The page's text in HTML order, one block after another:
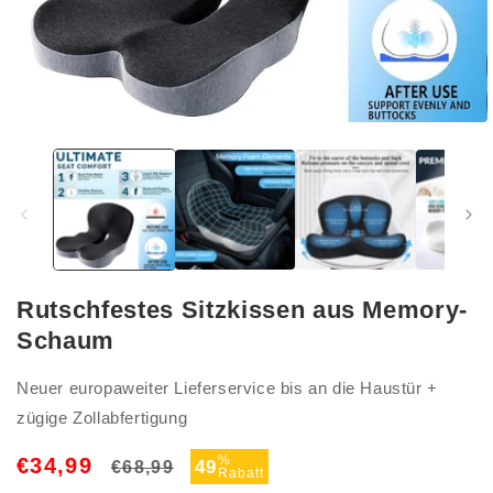
Modal
öffnen
Rutschfestes Sitzkissen aus Memory-
Schaum
Neuer europaweiter Lieferservice bis an die Haustür +
zügige Zollabfertigung
€34,99
Normaler
€68,99 Verkaufspreis
49%
Rabatt